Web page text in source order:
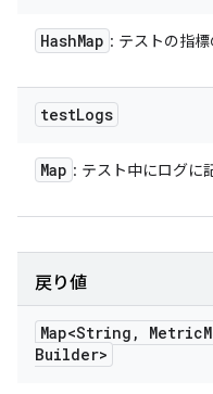
HashMap : テストの指標
testLogs
Map : テスト中にログに
戻り値
Map<String , Metric
Builder>